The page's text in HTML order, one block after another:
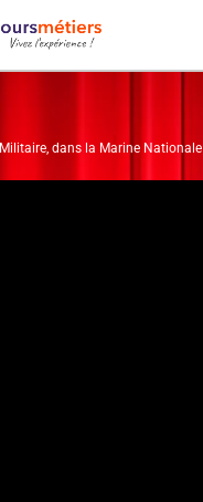
Militaire, dans la Marine Nationale